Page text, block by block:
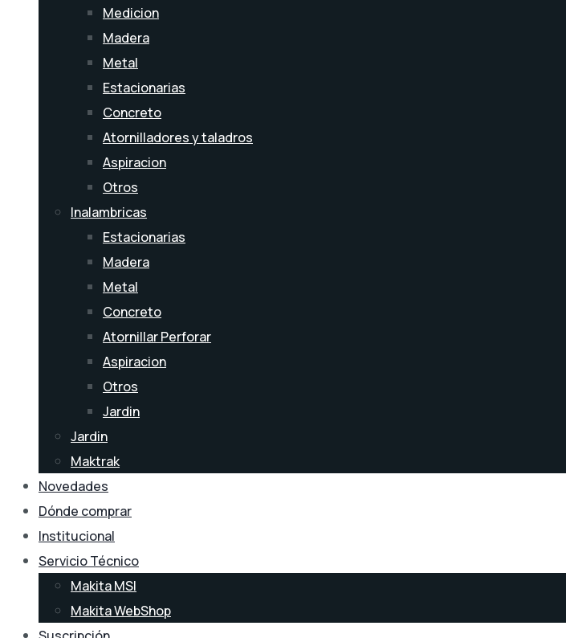
Medicion
Madera
Metal
Estacionarias
Concreto
Atornilladores y taladros
Aspiracion
Otros
Inalambricas
Estacionarias
Madera
Metal
Concreto
Atornillar Perforar
Aspiracion
Otros
Jardin
Jardin
Maktrak
Novedades
Dónde comprar
Institucional
Servicio Técnico
Makita MSI
Makita WebShop